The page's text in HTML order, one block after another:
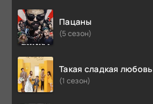
Пацаны
(5 сезон)
Такая сладкая любовь
(1 сезон)